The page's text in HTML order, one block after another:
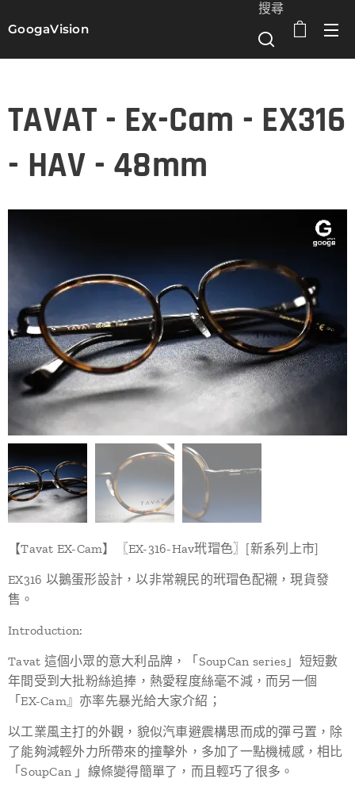
GoogaVision
搜尋
TAVAT - Ex-Cam - EX316
- HAV - 48mm
【Tavat EX-Cam】〖EX-316-Hav玳瑁色〗[新系列上市]
EX316 以鵝蛋形設計，以非常親民的玳瑁色配襯，現貨發
售。
Introduction:
Tavat 這個小眾的意大利品牌，「SoupCan series」短短數
年間受到大批粉絲追捧，熱愛程度絲毫不減，而另一個
「EX-Cam』亦率先暴光給大家介紹；
以工業風主打的外觀，貌似汽車避震構思而成的彈弓置，除
了能夠減輕外力所帶來的撞擊外，多加了一點機械感，相比
「SoupCan 」線條變得簡單了，而且輕巧了很多。